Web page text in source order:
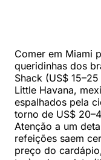
Comer em Miami
queridinhas dos
Shack (US$
Little Havana,
espalhados pela
torno de US$
Atenção a um
refeições saem
preço do